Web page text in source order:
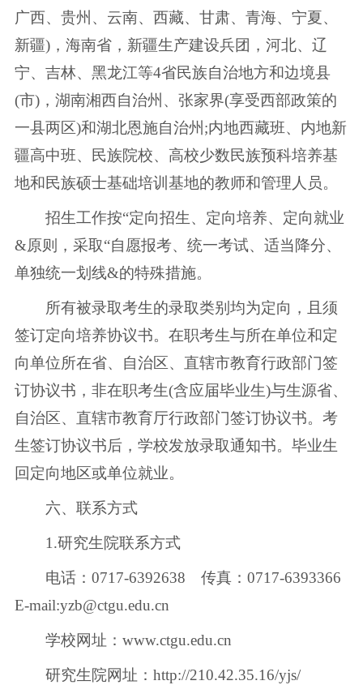
广西、贵州、云南、西藏、甘肃、青海、宁夏、
新疆)，海南省，新疆生产建设兵团，河北、辽
宁、吉林、黑龙江等4省民族自治地方和边境县
(市)，湖南湘西自治州、张家界(享受西部政策的
一县两区)和湖北恩施自治州;内地西藏班、内地新
疆高中班、民族院校、高校少数民族预科培养基
地和民族硕士基础培训基地的教师和管理人员。
招生工作按“定向招生、定向培养、定向就业
&原则，采取“自愿报考、统一考试、适当降分、
单独统一划线&的特殊措施。
所有被录取考生的录取类别均为定向，且须
签订定向培养协议书。在职考生与所在单位和定
向单位所在省、自治区、直辖市教育行政部门签
订协议书，非在职考生(含应届毕业生)与生源省、
自治区、直辖市教育厅行政部门签订协议书。考
生签订协议书后，学校发放录取通知书。毕业生
回定向地区或单位就业。
六、联系方式
1.研究生院联系方式
电话：0717-6392638 传真：0717-6393366
E-mail:yzb@ctgu.edu.cn
学校网址：www.ctgu.edu.cn
研究生院网址：http://210.42.35.16/yjs/